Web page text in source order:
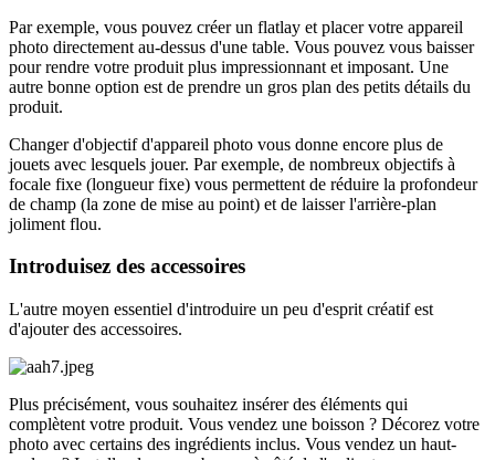
Par exemple, vous pouvez créer un flatlay et placer votre appareil
photo directement au-dessus d'une table. Vous pouvez vous baisser
pour rendre votre produit plus impressionnant et imposant. Une
autre bonne option est de prendre un gros plan des petits détails du
produit.
Changer d'objectif d'appareil photo vous donne encore plus de
jouets avec lesquels jouer. Par exemple, de nombreux objectifs à
focale fixe (longueur fixe) vous permettent de réduire la profondeur
de champ (la zone de mise au point) et de laisser l'arrière-plan
joliment flou.
Introduisez des accessoires
L'autre moyen essentiel d'introduire un peu d'esprit créatif est
d'ajouter des accessoires.
Plus précisément, vous souhaitez insérer des éléments qui
complètent votre produit. Vous vendez une boisson ? Décorez votre
photo avec certains des ingrédients inclus. Vous vendez un haut-